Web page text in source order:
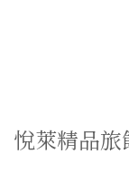
悅萊精品旅